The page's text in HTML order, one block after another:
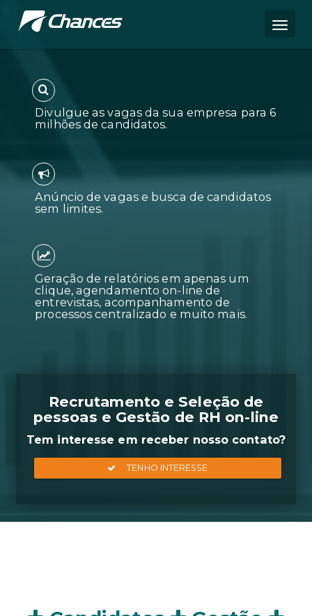
milhões de candidatos.
Anúncio de vagas e busca de
sem limites.
clique, agendamento on-line de
entrevistas, acompanhamento
processos centralizado e muito